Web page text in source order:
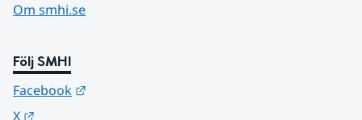
Om smhi.se
Följ SMHI
Facebook
X